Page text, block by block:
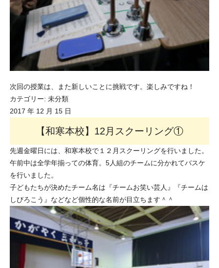
次回の授業は、また新しいことに挑戦です。楽しみですね！
カテゴリー: 未分類
2017 年 12 月 15 日
【和寒本校】12月スクーリング①
先週金曜日には、和寒本校で１２月スクーリングを行いました。
午前中は全学年揃っての体育。5人組のチームに分かれてバスケ
を行いました。
子どもたちが決めたチーム名は『チームお笑い芸人』『チームは
しびろこう』などなど個性的な名前が目立ちます＾＾